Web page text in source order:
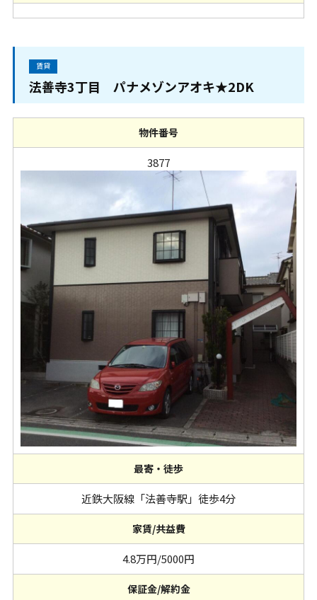
賃貸
法善寺3丁目 パナメゾンアオキ★2DK
物件番号
3877
最寄・徒歩
近鉄大阪線「法善寺駅」徒歩4分
家賃/共益費
4.8万円/5000円
保証金/解約金